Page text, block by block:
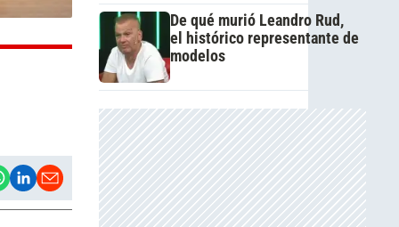
De qué murió Leandro Rud,
el histórico representante de
modelos